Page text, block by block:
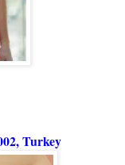
Turkey